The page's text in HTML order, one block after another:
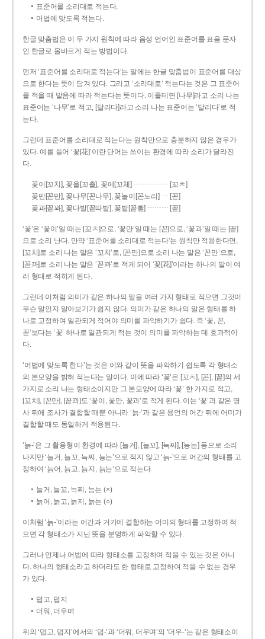
표준어를 소리대로 적는다.
어법에 맞도록 적는다.
한글 맞춤법은 이 두 가지 원칙에 따라 음성 언어인 표준어를 표음 문자
인 한글로 올바르게 적는 방법이다.
먼저 ‘표준어를 소리대로 적는다’는 말에는 한글 맞춤법이 표준어를 대상
으로 한다는 뜻이 담겨 있다. 그리고 ‘소리대로’ 적는다는 것은 그 표준어
를 적을 때 발음에 따라 적는다는 뜻이다. 이를테면 [나무]라고 소리 나는
표준어는 ‘나무’로 적고, [달리다]라고 소리 나는 표준어는 ‘달리다’로 적
는다.
그런데 표준어를 소리대로 적는다는 원칙만으로 충분하지 않은 경우가
있다. 예를 들어 ‘꽃[花]’이란 단어는 쓰이는 환경에 따라 소리가 달라진
다.
꽃이[꼬치], 꽃을[꼬츨], 꽃에[꼬체] …………… [꼬ㅊ]
꽃만[꼰만], 꽃나무[꼰나무], 꽃놀이[꼰노리] … [꼰]
꽃과[꼳꽈], 꽃다발[꼳따발], 꽃밭[꼳빧] ……… [꼳]
‘꽃’은 ‘꽃이’일 때는 [꼬ㅊ]으로, ‘꽃만’일 때는 [꼰]으로, ‘꽃과’일 때는 [꼳]
으로 소리 난다. 만약 ‘표준어를 소리대로 적는다’는 원칙만 적용한다면,
[꼬치]로 소리 나는 말은 ‘꼬치’로, [꼰만]으로 소리 나는 말은 ‘꼰만’으로,
[꼳꽈]로 소리 나는 말은 ‘꼳꽈’로 적게 되어 ‘꽃[花]’이라는 하나의 말이 여
러 형태로 적히게 된다.
그런데 이처럼 의미가 같은 하나의 말을 여러 가지 형태로 적으면 그것이
무슨 말인지 알아보기가 쉽지 않다. 의미가 같은 하나의 말은 형태를 하
나로 고정하여 일관되게 적어야 의미를 파악하기가 쉽다. 즉 ‘꽃, 꼰,
꼳’보다는 ‘꽃’ 하나로 일관되게 적는 것이 의미를 파악하는 데 효과적이
다.
‘어법에 맞도록 한다’는 것은 이와 같이 뜻을 파악하기 쉽도록 각 형태소
의 본모양을 밝혀 적는다는 말이다. 이에 따라 ‘꽃’은 [꼬ㅊ], [꼰], [꼳]의 세
가지로 소리 나는 형태소이지만 그 본모양에 따라 ‘꽃’ 한 가지로 적고,
[꼬치], [꼰만], [꼳꽈]도 ‘꽃이, 꽃만, 꽃과’로 적게 된다. 이는 ‘꽃’과 같은 명
사 뒤에 조사가 결합할 때뿐 아니라 ‘늙-’과 같은 용언의 어간 뒤에 어미가
결합할 때도 동일하게 적용된다.
‘늙-’은 그 활용형이 환경에 따라 [늘거], [늘꼬], [늑찌], [능는] 등으로 소리
나지만 ‘늘거, 늘꼬, 늑찌, 능는’으로 적지 않고 ‘늙-’으로 어간의 형태를 고
정하여 ‘늙어, 늙고, 늙지, 늙는’으로 적는다.
늘거, 늘꼬, 늑찌, 능는 (×)
늙어, 늙고, 늙지, 늙는 (○)
이처럼 ‘늙-­’이라는 어간과 거기에 결합하는 어미의 형태를 고정하여 적
으면 각 형태소가 지닌 뜻을 분명하게 파악할 수 있다.
그러나 언제나 어법에 따라 형태소를 고정하여 적을 수 있는 것은 아니
다. 하나의 형태소라고 하더라도 한 형태로 고정하여 적을 수 없는 경우
가 있다.
덥고, 덥지
더워, 더우며
위의 ‘덥고, 덥지’에서의 ‘덥-­’과 ‘더워, 더우며’의 ‘더우-­’는 같은 형태소이